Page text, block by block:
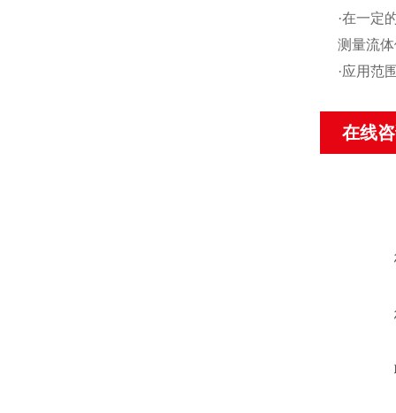
·在一定
测量流
·应用范
在线